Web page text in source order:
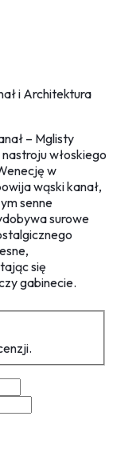
i Architektura
– Mglisty
włoskiego
w
wąski kanał,
senne
surowe
się
gabinecie.